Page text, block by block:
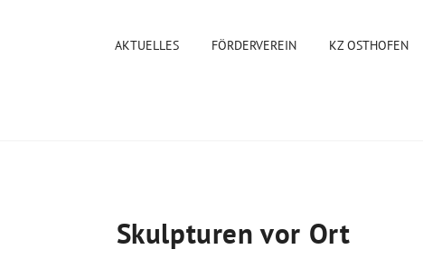
AKTUELLES FÖRDERVEREIN KZ OSTHOFEN
Skulpturen vor Ort